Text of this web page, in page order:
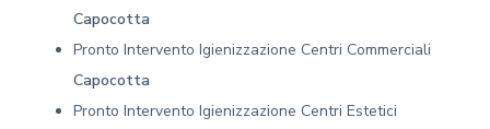
Capocotta
Pronto Intervento Igienizzazione Centri Commerciali
Capocotta
Pronto Intervento Igienizzazione Centri Estetici